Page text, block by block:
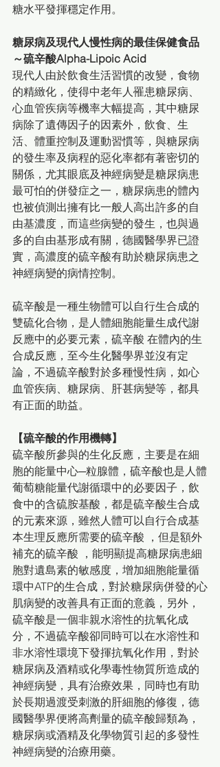
糖水平發揮穩定作用。
糖尿病及現代人慢性病的最佳保健食品
～硫辛酸Alpha-Lipoic Acid
現代人由於飲食生活習慣的改變，食物
的精緻化，使得中老年人罹患糖尿病、
心血管疾病等機率大幅提高，其中糖尿
病除了遺傳因子的因素外，飲食、生
活、體重控制及運動習慣等，與糖尿病
的發生率及病程的惡化率都有著密切的
關係，尤其眼底及神經病變是糖尿病患
最可怕的併發症之一，糖尿病患的體內
也被偵測出擁有比一般人高出許多的自
由基濃度，而這些病變的發生，也與過
多的自由基形成有關，德國醫學界已證
實，高濃度的硫辛酸有助於糖尿病患之
神經病變的病情控制。
硫辛酸是一種生物體可以自行生合成的
雙硫化合物，是人體細胞能量生成代謝
反應中的必要元素，硫辛酸 在體內的生
合成反應，至今生化醫學界並沒有定
論，不過硫辛酸對於多種慢性病，如心
血管疾病、糖尿病、肝甚病變等，都具
有正面的助益。
【硫辛酸的作用機轉】
硫辛酸所參與的生化反應，主要是在細
胞的能量中心─粒腺體，硫辛酸也是人體
葡萄糖能量代謝循環中的必要因子，飲
食中的含硫胺基酸，都是硫辛酸生合成
的元素來源，雖然人體可以自行合成基
本生理反應所需要的硫辛酸 ，但是額外
補充的硫辛酸 ，能明顯提高糖尿病患細
胞對遺島素的敏感度，增加細胞能量循
環中ATP的生合成，對於糖尿病併發的心
肌病變的改善具有正面的意義，另外，
硫辛酸是一個非親水溶性的抗氧化成
分，不過硫辛酸卻同時可以在水溶性和
非水溶性環境下發揮抗氧化作用，對於
糖尿病及酒精或化學毒性物質所造成的
神經病變，具有治療效果，同時也有助
於長期過渡受刺激的肝細胞的修復，德
國醫學界便將高劑量的硫辛酸歸類為，
糖尿病或酒精及化學物質引起的多發性
神經病變的治療用藥。